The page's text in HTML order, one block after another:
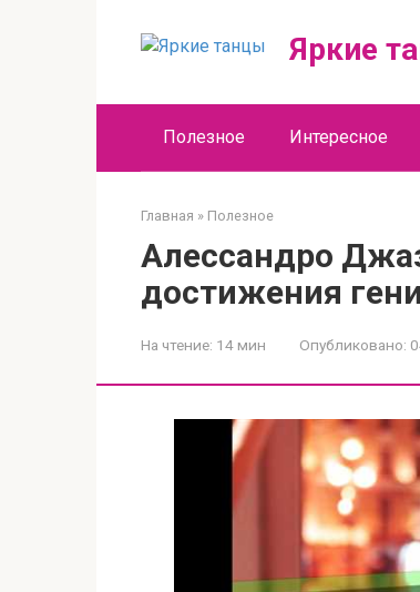
Яркие
Полезное Интересное
Главная » Полезное
Алессандро
достижения
На чтение: 14 мин Опубликовано: